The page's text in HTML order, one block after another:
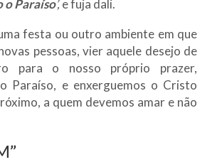
o Paraíso’,e fuja dali.
festa ou outro ambiente em que
pessoas, vier aquele desejo de
para o nosso próprio prazer,
Paraíso, e enxerguemos o Cristo
a quem devemos amar e não